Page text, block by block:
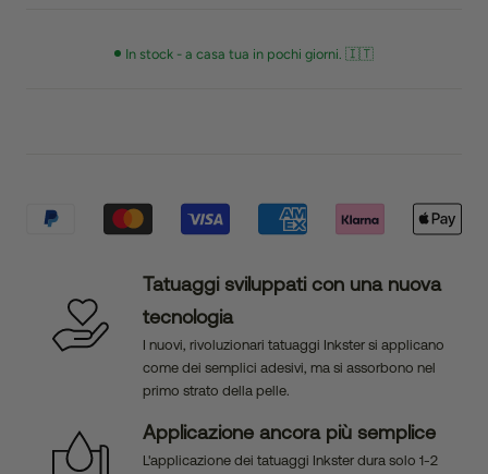
In stock - a casa tua in pochi giorni. 🇮🇹
Tatuaggi sviluppati con una nuova
tecnologia
I nuovi, rivoluzionari tatuaggi Inkster si applicano
come dei semplici adesivi, ma si assorbono nel
primo strato della pelle.
Applicazione ancora più semplice
L'applicazione dei tatuaggi Inkster dura solo 1-2